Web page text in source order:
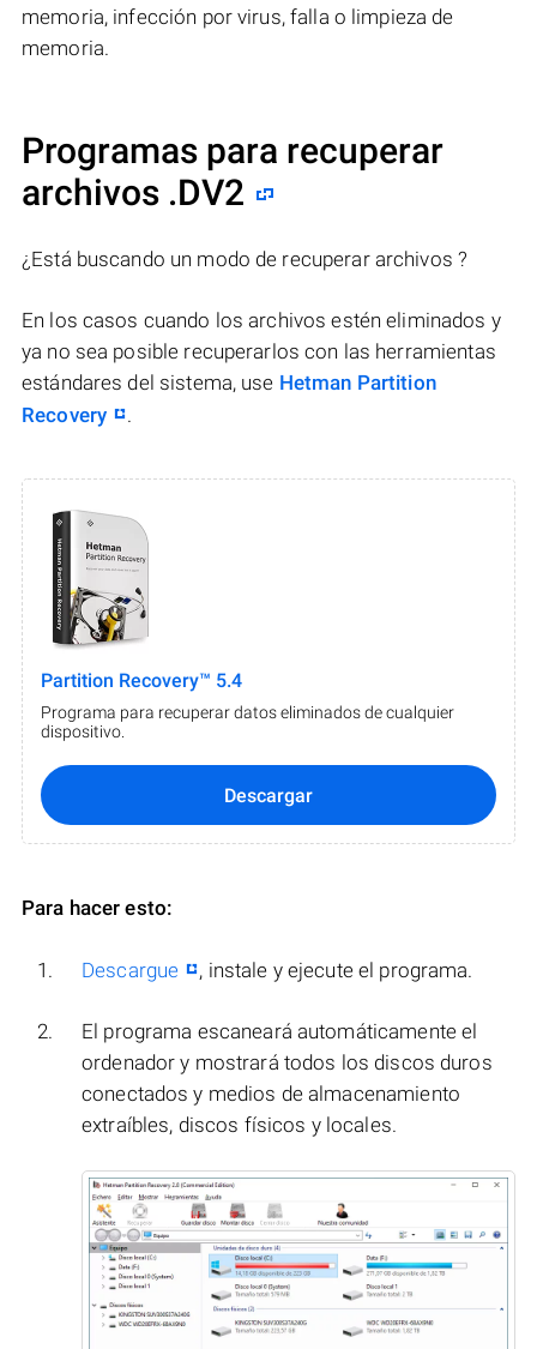
memoria, infección por virus, falla o limpieza de
memoria.
Programas para recuperar
archivos .DV2
¿Está buscando un modo de recuperar archivos ?
En los casos cuando los archivos estén eliminados y
ya no sea posible recuperarlos con las herramientas
estándares del sistema, use Hetman Partition
Recovery
.
Partition Recovery™ 5.4
Programa para recuperar datos eliminados de cualquier
dispositivo.
Descargar
Para hacer esto:
Descargue , instale y ejecute el programa.
El programa escaneará automáticamente el
ordenador y mostrará todos los discos duros
conectados y medios de almacenamiento
extraíbles, discos físicos y locales.